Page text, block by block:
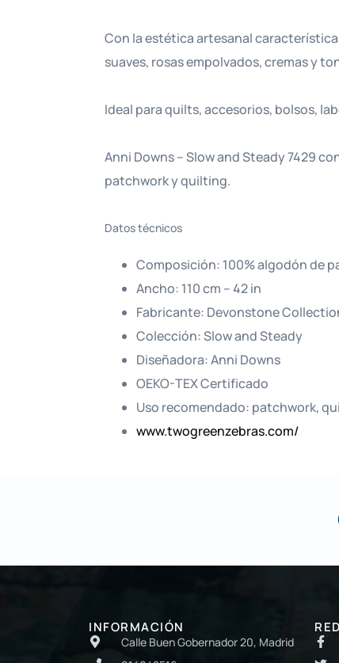
Con la estética artesanal
suaves, rosas empolvados, cremas y
Ideal para quilts, accesorios, bolsos,
Anni Downs – Slow and Steady 7429
patchwork y quilting.
Datos técnicos
Composición: 100% algodón de
Ancho: 110 cm – 42 in
Fabricante: Devonstone
Colección: Slow and Steady
Diseñadora: Anni Downs
OEKO-TEX Certificado
Uso recomendado: patchwork,
www.twogreenzebras.com/
INFORMACIÓN
Calle Buen Gobernador 20, Madrid